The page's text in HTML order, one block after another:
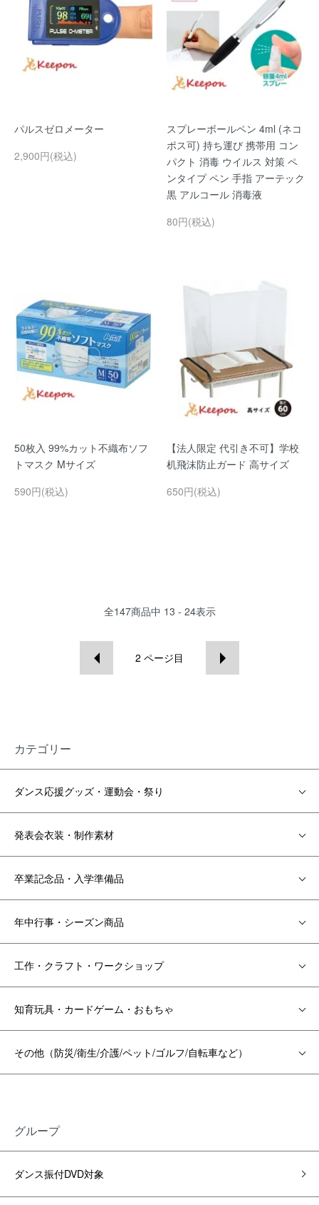
パルスゼロメーター
2,900円(税込)
スプレーボールペン 4ml (ネコ
ポス可) 持ち運び 携帯用 コン
パクト 消毒 ウイルス 対策 ペ
ンタイプ ペン 手指 アーテック
黒 アルコール 消毒液
80円(税込)
50枚入 99%カット不織布ソフ
トマスク Mサイズ
590円(税込)
【法人限定 代引き不可】学校
机飛沫防止ガード 高サイズ
650円(税込)
全147商品中 13 - 24表示
2 ページ目
カテゴリー
ダンス応援グッズ・運動会・祭り
発表会衣装・制作素材
卒業記念品・入学準備品
年中行事・シーズン商品
工作・クラフト・ワークショップ
知育玩具・カードゲーム・おもちゃ
その他（防災/衛生/介護/ペット/ゴルフ/自転車など）
グループ
ダンス振付DVD対象